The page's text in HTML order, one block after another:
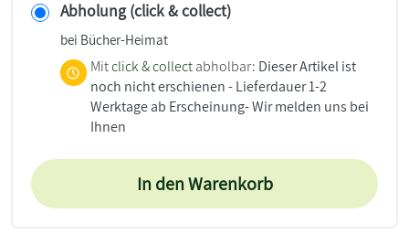
Abholung (click & collect)
bei Bücher-Heimat
Mitclick & collect abholbar: Dieser Artikel ist
noch nicht erschienen - Lieferdauer 1-2
Werktage ab Erscheinung- Wir melden uns bei
Ihnen
In den Warenkorb